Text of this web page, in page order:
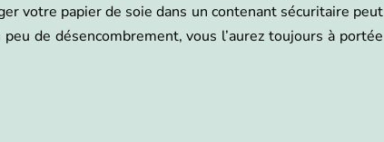
votre papier de soie dans un contenant sécuritaire peut
de désencombrement, vous l’aurez toujours à portée